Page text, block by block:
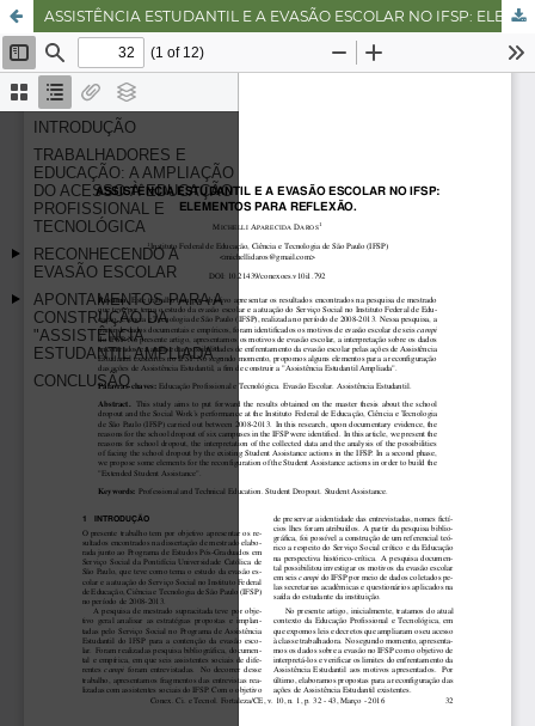
ASSISTÊNCIA ESTUDANTIL E A EVASÃO ESCOLAR NO IFSP: ELEMENTOS PARA REFLEXÃO